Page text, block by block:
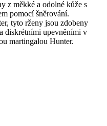
z měkké a odolné kůže s
pomocí šněrování.
tyto rženy jsou zdobeny
diskrétními upevněními v
martingalou Hunter.